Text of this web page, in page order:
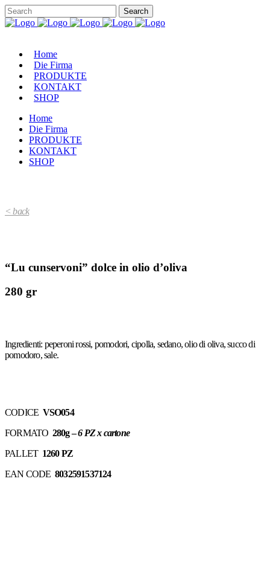
Home
Die Firma
PRODUKTE
KONTAKT
SHOP
Home
Die Firma
PRODUKTE
KONTAKT
SHOP
< back
“Lu cunservoni” dolce in olio d’oliva
280 gr
Ingredienti: peperoni rossi, pomodori, cipolla, sedano, olio di oliva, succo di
pomodoro, sale.
CODICE VSO054
FORMATO 280g –6 PZ x cartone
PALLET1260 PZ
EAN CODE 8032591537124